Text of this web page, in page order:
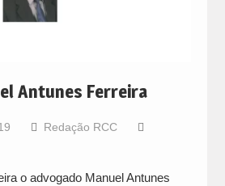
Antunes Ferreira
Redação RCC
o advogado Manuel Antunes